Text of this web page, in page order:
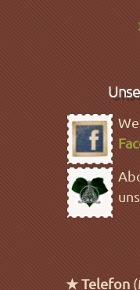
★ Telefon